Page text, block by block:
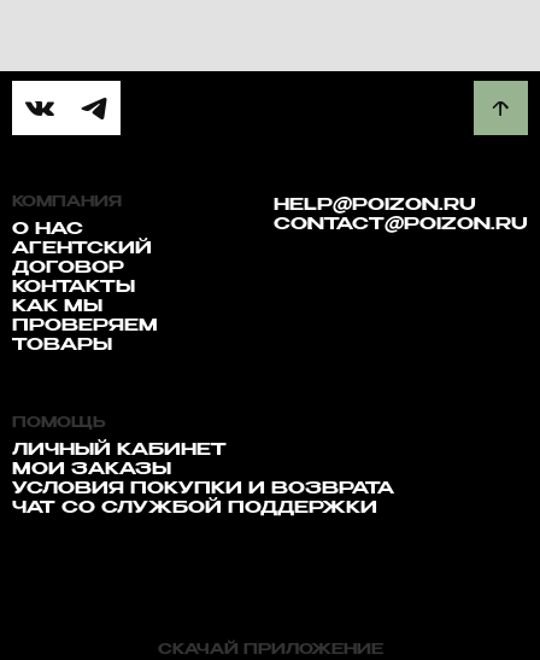
КОМПАНИЯ
О НАС
АГЕНТСКИЙ
ДОГОВОР
КОНТАКТЫ
КАК МЫ
ПРОВЕРЯЕМ
ТОВАРЫ
HELP@POIZON.RU
CONTACT@POIZON.RU
ПОМОЩЬ
ЛИЧНЫЙ КАБИНЕТ
МОИ ЗАКАЗЫ
УСЛОВИЯ ПОКУПКИ И ВОЗВРАТА
ЧАТ СО СЛУЖБОЙ ПОДДЕРЖКИ
СКАЧАЙ ПРИЛОЖЕНИЕ